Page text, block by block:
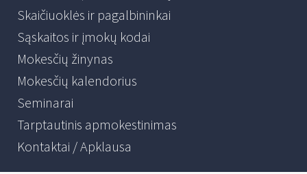
Skaičiuoklės ir pagalbininkai
Sąskaitos ir įmokų kodai
Mokesčių žinynas
Mokesčių kalendorius
Seminarai
Tarptautinis apmokestinimas
Kontaktai / Apklausa